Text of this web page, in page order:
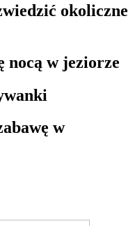
okoliczne
nocą w jeziorze
w